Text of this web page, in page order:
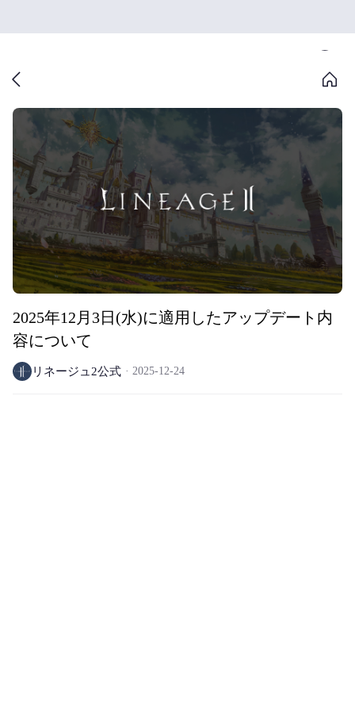
2025年12月3日(水)に適用したアップデート内
容について
リネージュ2公式 2025-12-24